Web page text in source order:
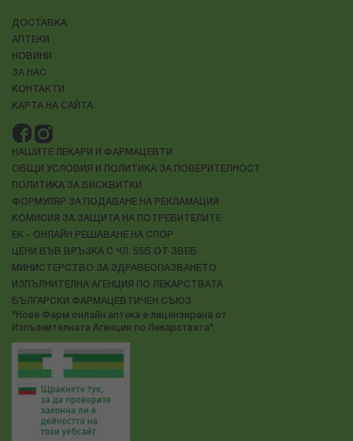
ДОСТАВКА
АПТЕКИ
НОВИНИ
ЗА НАС
КОНТАКТИ
КАРТА НА САЙТА
НАШИТЕ ЛЕКАРИ И ФАРМАЦЕВТИ
ОБЩИ УСЛОВИЯ И ПОЛИТИКА ЗА ПОВЕРИТЕЛНОСТ
ПОЛИТИКА ЗА БИСКВИТКИ
ФОРМУЛЯР ЗА ПОДАВАНЕ НА РЕКЛАМАЦИЯ
КОМИСИЯ ЗА ЗАЩИТА НА ПОТРЕБИТЕЛИТЕ
ЕК - ОНЛАЙН РЕШАВАНЕ НА СПОР
ЦЕНИ ВЪВ ВРЪЗКА С ЧЛ. 55Б ОТ ЗВЕБ
МИНИСТЕРСТВО ЗА ЗДРАВЕОПАЗВАНЕТО
ИЗПЪЛНИТЕЛНА АГЕНЦИЯ ПО ЛЕКАРСТВАТА
БЪЛГАРСКИ ФАРМАЦЕВТИЧЕН СЪЮЗ
"Нове Фарм онлайн аптека е лицензирана от
Изпълнителната Агенция по Лекарствата"